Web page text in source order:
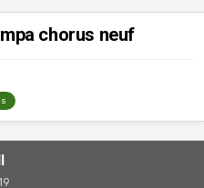
chorus neuf